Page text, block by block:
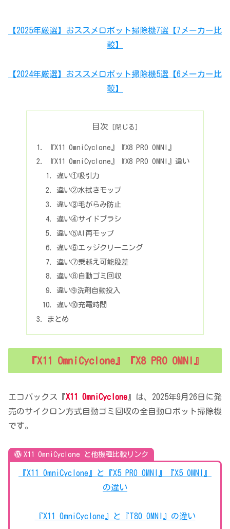
【2025年厳選】おススメロボット掃除機7選【7メーカー比
較】
【2024年厳選】おススメロボット掃除機5選【6メーカー比
較】
目次
『X11 OmniCyclone』『X8 PRO OMNI』
『X11 OmniCyclone』『X8 PRO OMNI』違い
違い①吸引力
違い②水拭きモップ
違い③毛がらみ防止
違い④サイドブラシ
違い⑤AI再モップ
違い⑥エッジクリーニング
違い⑦乗越え可能段差
違い⑧自動ゴミ回収
違い➈洗剤自動投入
違い⑩充電時間
まとめ
『X11 OmniCyclone』『X8 PRO OMNI』
エコバックス『X11 OmniCyclone』は、2025年9月26日に発
売のサイクロン方式自動ゴミ回収の全自動ロボット掃除機
です。
X11 OmniCyclone と他機種比較リンク
『X11 OmniCyclone』と『X5 PRO OMNI』『X5 OMNI』
の違い
『X11 OmniCyclone』と『T80 OMNI』の違い